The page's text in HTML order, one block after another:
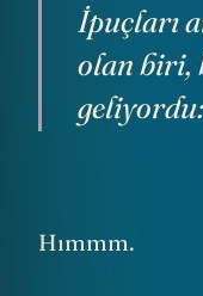
İpuçları
olan biri,
geliyordu:
Hımmm.